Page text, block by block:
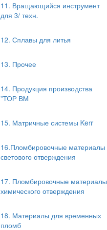
11. Вращающийся инструмент
для 3/ техн.
12. Сплавы для литья
13. Прочее
14. Продукция производства
"ТОР ВМ
15. Матричные системы Kerr
16.Пломбировочные материалы
светового отверждения
17. Пломбировочные материалы
химического отверждения
18. Материалы для временных
пломб